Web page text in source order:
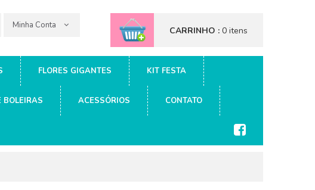
CARRINHO : 0 itens
Minha Conta
FLORES GIGANTES KIT FESTA
BOLEIRAS ACESSÓRIOS CONTATO